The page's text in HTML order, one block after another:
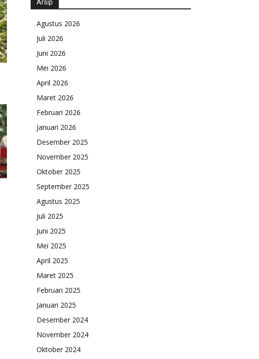
Arsip
Agustus 2026
Juli 2026
Juni 2026
Mei 2026
April 2026
Maret 2026
Februari 2026
Januari 2026
Desember 2025
November 2025
Oktober 2025
September 2025
Agustus 2025
Juli 2025
Juni 2025
Mei 2025
April 2025
Maret 2025
Februari 2025
Januari 2025
Desember 2024
November 2024
Oktober 2024